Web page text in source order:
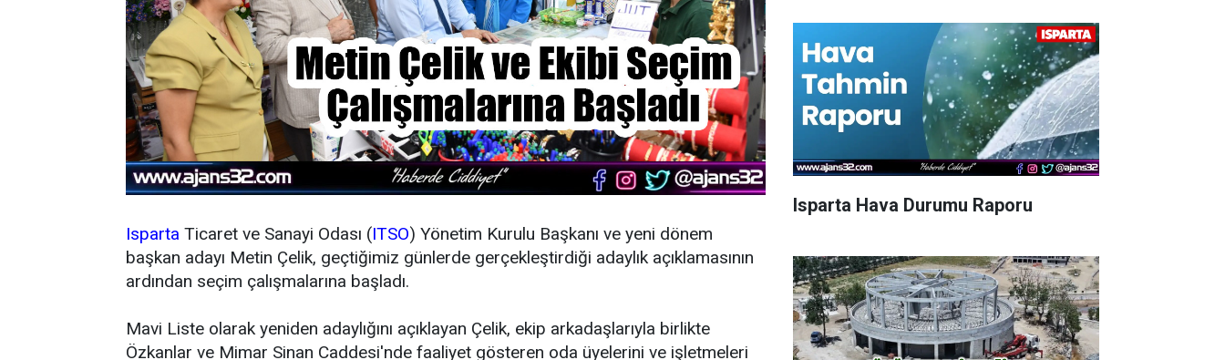
Isparta Ticaret ve Sanayi Odası (ITSO) Yönetim Kurulu Başkanı ve yeni dönem
başkan adayı Metin Çelik, geçtiğimiz günlerde gerçekleştirdiği adaylık açıklamasının
ardından seçim çalışmalarına başladı.
Mavi Liste olarak yeniden adaylığını açıklayan Çelik, ekip arkadaşlarıyla birlikte
Özkanlar ve Mimar Sinan Caddesi'nde faaliyet gösteren oda üyelerini ve işletmeleri
Isparta Hava Durumu Raporu